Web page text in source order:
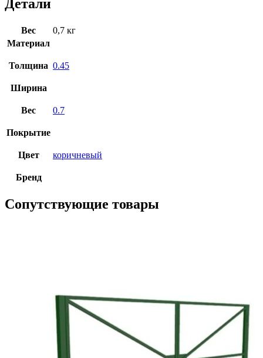
Детали
Вес
0,7 кг
Материал
Толщина 0.45
Ширина
Вес 0.7
Покрытие
Цвет коричневый
Бренд
Сопутствующие товары